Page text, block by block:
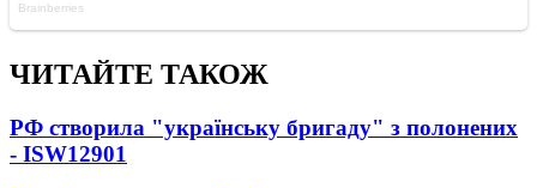
ЧИТАЙТЕ ТАКОЖ
РФ створила "українську бригаду" з полонених
- ISW12901